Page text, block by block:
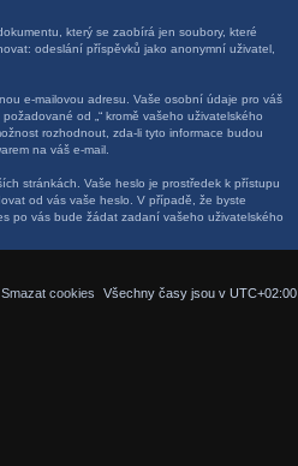
který se zaobírá jen soubory, které
odeslání příspěvků jako anonymní uživatel,
e-mailovou adresu. Vaše osobní údaje pro váš
od „“ kromě vašeho uživatelského
rozhodnout, zda-li tyto informace budou
na váš e-mail.
stránkách. Vaše heslo je prostředek k přístupu
od vás vaše heslo. V případě, že byste
po vás bude žádat zadaní vašeho uživatelského
Všechny časy jsou v UTC+02:00
Smazat cookies